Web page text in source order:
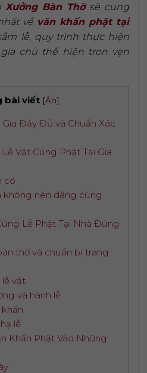
Xưởng Bàn Thờsẽ cung
về văn khấn phật tại
lễ, quy trình thực hiện
chủ thể hiện trọn vẹn
bài viết [Ẩn]
Gia Đầy Đủ và Chuẩn Xác
Vật Cúng Phật Tại Gia
có
không nên dâng cúng
Lễ Phật Tại Nhà Đúng
thờ và chuẩn bị trang
lễ vật
và hành lễ
lễ
Khấn Phật Vào Những